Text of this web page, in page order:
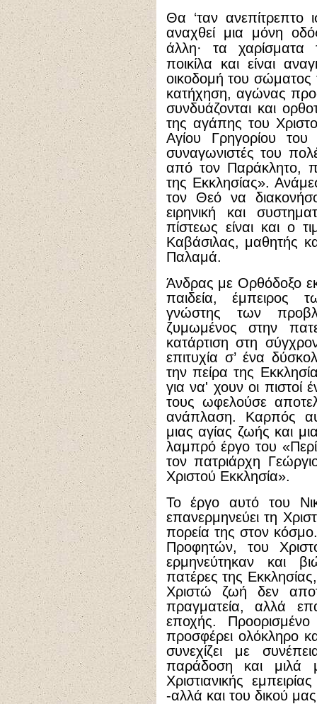
Θα ‘ταν ανεπίτρεπτο
αναχθεί μια μόνη
άλλη· τα χαρίσματα
ποικίλα και είναι
οικοδομή του σώματος
κατήχηση, αγώνας
συνδυάζονται και
της αγάπης του
Αγίου Γρηγορίου
συναγωνιστές του
από τον Παράκλητο,
της Εκκλησίας».
τον Θεό να
ειρηνική και
πίστεως είναι και ο
Καβάσιλας, μαθητής
Παλαμά.
Άνδρας με Ορθόδοξο
παιδεία, έμπειρος
γνώστης των
ζυμωμένος στην
κατάρτιση στη
επιτυχία σ’ ένα
την πείρα της
για να' χουν οι πιστοί
τους ωφελούσε
ανάπλαση. Καρπός
μιας αγίας ζωής και
λαμπρό έργο του
τον πατριάρχη
Χριστού Εκκλησία».
Το έργο αυτό του
επανερμηνεύει τη
πορεία της στον
Προφητών, του
ερμηνεύτηκαν και
πατέρες της
Χριστώ ζωή δεν
πραγματεία, αλλά
εποχής.
προσφέρει ολόκληρο
συνεχίζει με
παράδοση και μιλά
Χριστιανικής
-αλλά και του δικού